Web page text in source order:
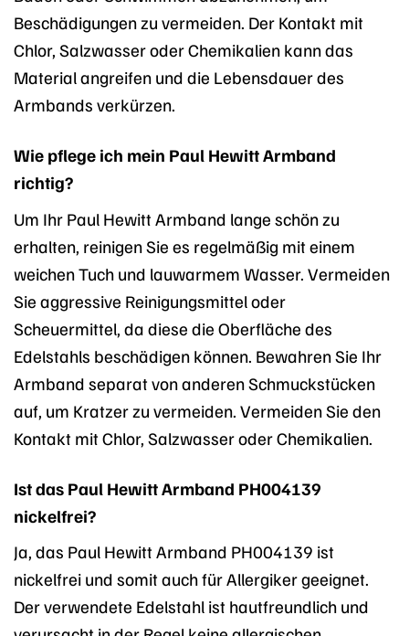
Beschädigungen zu vermeiden. Der Kontakt mit
Chlor, Salzwasser oder Chemikalien kann das
Material angreifen und die Lebensdauer des
Armbands verkürzen.
Wie pflege ich mein Paul Hewitt Armband
richtig?
Um Ihr Paul Hewitt Armband lange schön zu
erhalten, reinigen Sie es regelmäßig mit einem
weichen Tuch und lauwarmem Wasser. Vermeiden
Sie aggressive Reinigungsmittel oder
Scheuermittel, da diese die Oberfläche des
Edelstahls beschädigen können. Bewahren Sie Ihr
Armband separat von anderen Schmuckstücken
auf, um Kratzer zu vermeiden. Vermeiden Sie den
Kontakt mit Chlor, Salzwasser oder Chemikalien.
Ist das Paul Hewitt Armband PH004139
nickelfrei?
Ja, das Paul Hewitt Armband PH004139 ist
nickelfrei und somit auch für Allergiker geeignet.
Der verwendete Edelstahl ist hautfreundlich und